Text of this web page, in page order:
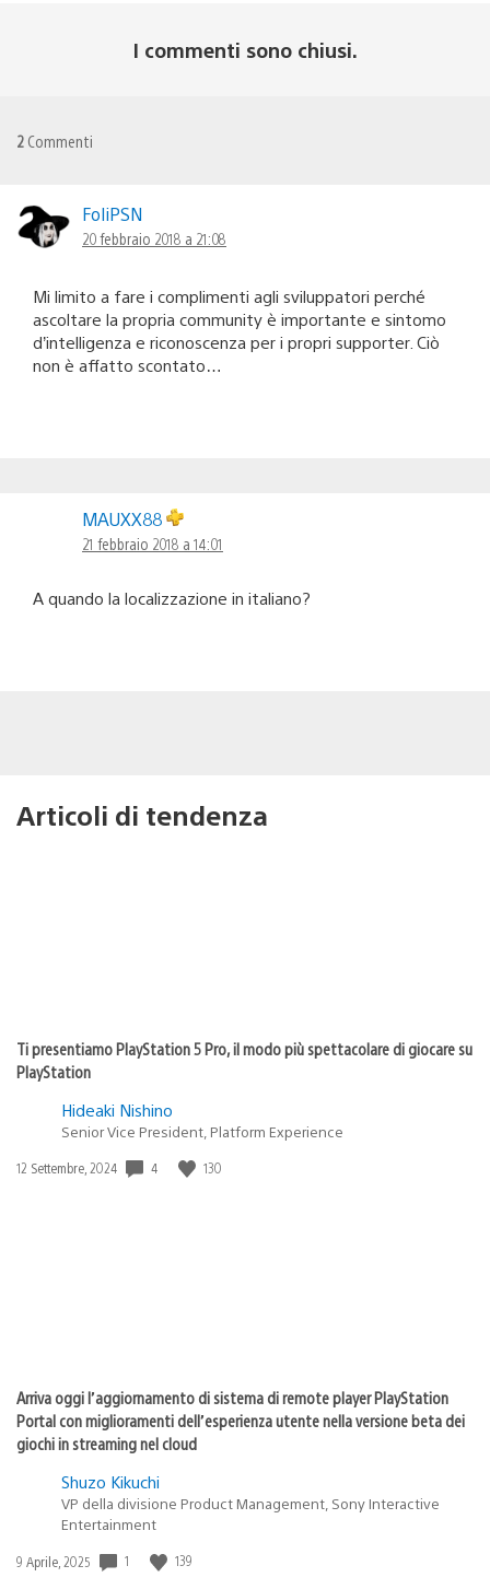
I commenti sono chiusi.
2 Commenti
FoliPSN
20 febbraio 2018 a 21:08
Mi limito a fare i complimenti agli sviluppatori perché
ascoltare la propria community è importante e sintomo
d’intelligenza e riconoscenza per i propri supporter. Ciò
non è affatto scontato…
MAUXX88
21 febbraio 2018 a 14:01
A quando la localizzazione in italiano?
Articoli di tendenza
Ti presentiamo PlayStation 5 Pro, il modo più spettacolare di giocare su
PlayStation
Hideaki Nishino
Senior Vice President, Platform Experience
Data
12 Settembre, 2024 4 130
Arriva oggi l’aggiornamento di sistema di remote player PlayStation
Portal con miglioramenti dell’esperienza utente nella versione beta dei
giochi in streaming nel cloud
Shuzo Kikuchi
VP della divisione Product Management, Sony Interactive
Entertainment
Data
9 Aprile, 2025 1 139